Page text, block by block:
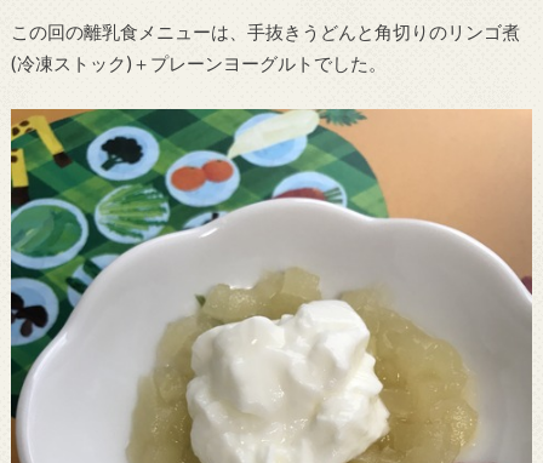
この回の離乳食メニューは、手抜きうどんと角切りのリンゴ煮
(冷凍ストック)＋プレーンヨーグルトでした。